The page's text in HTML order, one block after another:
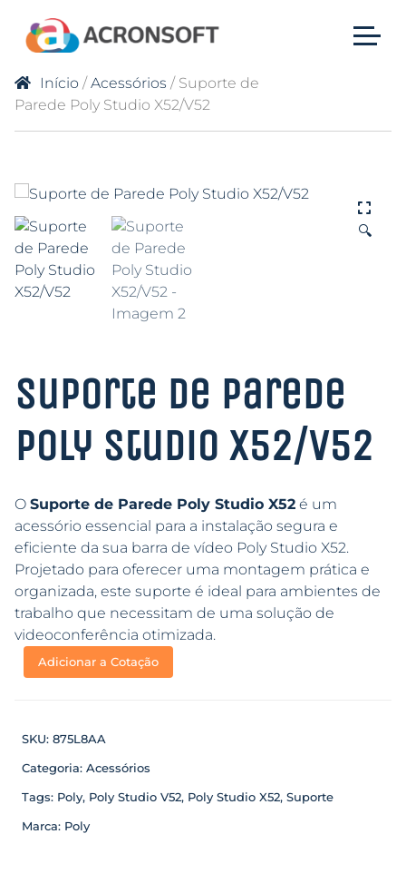
Início /Acessórios / Suporte de
Parede Poly Studio X52/V52
🔍
Suporte de Parede
Poly Studio X52/V52
O Suporte de Parede Poly Studio X52 é um
acessório essencial para a instalação segura e
eficiente da sua barra de vídeo Poly Studio X52.
Projetado para oferecer uma montagem prática e
organizada, este suporte é ideal para ambientes de
trabalho que necessitam de uma solução de
videoconferência otimizada.
Adicionar a Cotação
SKU: 875L8AA
Categoria: Acessórios
Tags: Poly, Poly Studio V52, Poly Studio X52, Suporte
Marca: Poly